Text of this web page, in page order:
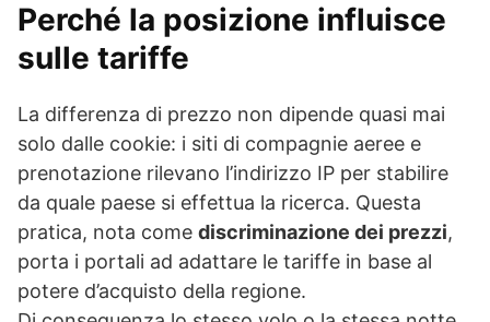
Perché la posizione influisce
sulle tariffe
La differenza di prezzo non dipende quasi mai
solo dalle cookie: i siti di compagnie aeree e
prenotazione rilevano l’indirizzo IP per stabilire
da quale paese si effettua la ricerca. Questa
pratica, nota come discriminazione dei prezzi,
porta i portali ad adattare le tariffe in base al
potere d’acquisto della regione.